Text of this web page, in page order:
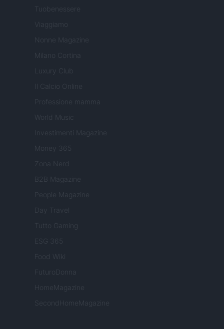
Tuobenessere
Viaggiamo
Nonne Magazine
Milano Cortina
Luxury Club
Il Calcio Online
Professione mamma
World Music
Investimenti Magazine
Money 365
Zona Nerd
B2B Magazine
People Magazine
Day Travel
Tutto Gaming
ESG 365
Food Wiki
FuturoDonna
HomeMagazine
SecondHomeMagazine